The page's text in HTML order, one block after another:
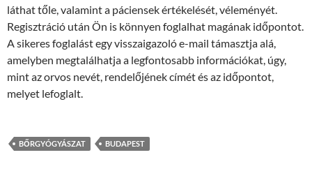
láthat tőle, valamint a páciensek értékelését, véleményét.
Regisztráció után Ön is könnyen foglalhat magának időpontot.
A sikeres foglalást egy visszaigazoló e-mail támasztja alá,
amelyben megtalálhatja a legfontosabb információkat, úgy,
mint az orvos nevét, rendelőjének címét és az időpontot,
melyet lefoglalt.
BŐRGYÓGYÁSZAT BUDAPEST